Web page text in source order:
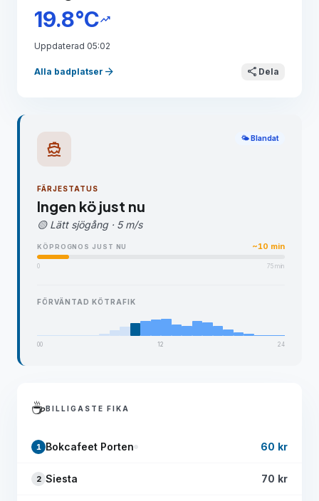
19.8°Ctrending_up
Uppdaterad 05:02
Alla badplatser arrow_forward share Dela
directions_boat
🌤️ Blandat
FÄRJESTATUS
Ingen kö just nu
🟡 Lätt sjögång · 5 m/s
KÖPROGNOS JUST NU ~10 min
0 75 min
FÖRVÄNTAD KÖTRAFIK
00 12 24
☕BILLIGASTE FIKA
1 Bokcafeet Porten 60 kr
2 Siesta 70 kr